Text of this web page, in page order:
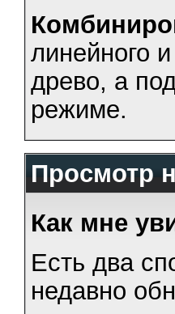
линейного
древо, а
режиме.
Просмотр
Как мне
Есть два
недавно